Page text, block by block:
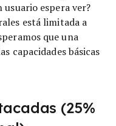
usuario espera ver?
está limitada a
que una
capacidades básicas
(25%